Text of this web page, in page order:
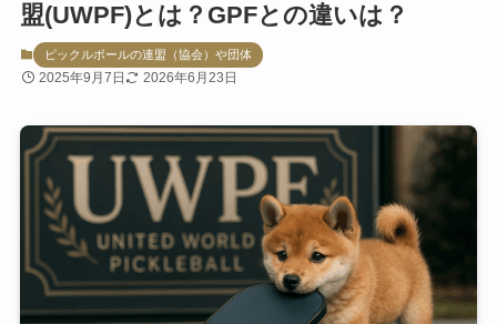
盟(UWPF)とは？GPFとの違いは？
ピックルボールの連盟（協会）や団体
2025年9月7日 2026年6月23日